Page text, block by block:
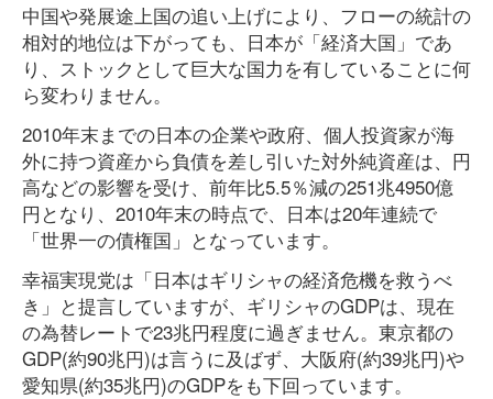
中国や発展途上国の追い上げにより、フローの統計の
相対的地位は下がっても、日本が「経済大国」であ
り、ストックとして巨大な国力を有していることに何
ら変わりません。
2010年末までの日本の企業や政府、個人投資家が海
外に持つ資産から負債を差し引いた対外純資産は、円
高などの影響を受け、前年比5.5％減の251兆4950億
円となり、2010年末の時点で、日本は20年連続で
「世界一の債権国」となっています。
幸福実現党は「日本はギリシャの経済危機を救うべ
き」と提言していますが、ギリシャのGDPは、現在
の為替レートで23兆円程度に過ぎません。東京都の
GDP(約90兆円)は言うに及ばず、大阪府(約39兆円)や
愛知県(約35兆円)のGDPをも下回っています。